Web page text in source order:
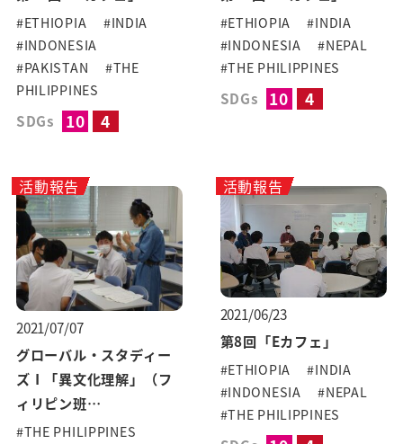
#ETHIOPIA
#INDIA
#INDONESIA
#PAKISTAN
#THE
PHILIPPINES
SDGs 10 4
#ETHIOPIA
#INDIA
#INDONESIA
#NEPAL
#THE PHILIPPINES
SDGs 10 4
活動報告
2021/07/07
グローバル・スタディー
ズⅠ「異文化理解」（フ
ィリピン班…
#THE PHILIPPINES
活動報告
2021/06/23
第8回「Eカフェ」
#ETHIOPIA
#INDIA
#INDONESIA
#NEPAL
#THE PHILIPPINES